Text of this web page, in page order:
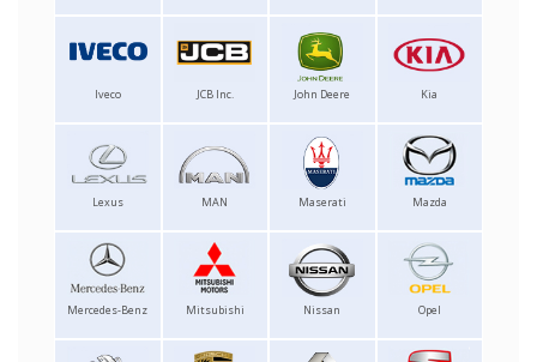
Iveco JCB Inc. John Deere Kia
Lexus MAN Maserati Mazda
Mercedes-Benz Mitsubishi Nissan Opel